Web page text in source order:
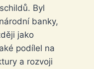
Byl
banky,
jako
podílel na
a rozvoji